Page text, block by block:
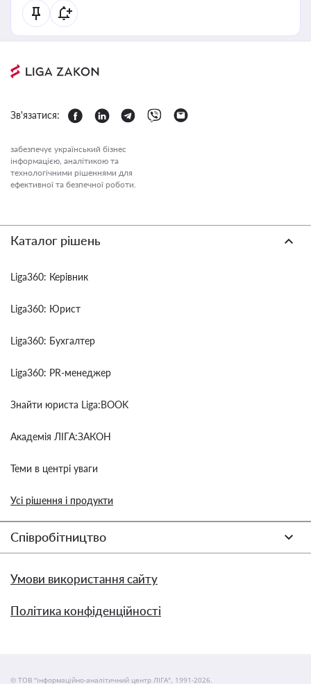
Зв'язатися:
забезпечує український бізнес
інформацією, аналітикою та
технологічними рішеннями для
ефективної та безпечної роботи.
Каталог рішень
Liga360: Керівник
Liga360: Юрист
Liga360: Бухгалтер
Liga360: PR-менеджер
Знайти юриста Liga:BOOK
Академія ЛІГА:ЗАКОН
Теми в центрі уваги
Усі рішення і продукти
Співробітництво
Умови використання сайту
Політика конфіденційності
© ТОВ "інформаційно-аналітичний центр ЛІГА", 1991-2026.